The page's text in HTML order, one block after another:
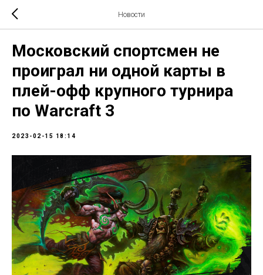
Новости
Московский спортсмен не
проиграл ни одной карты в
плей-офф крупного турнира
по Warcraft 3
2023-02-15 18:14